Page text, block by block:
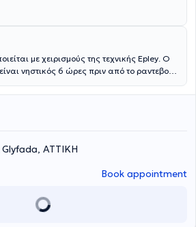
με χειρισμούς της τεχνικής Epley. Ο
νηστικός 6 ώρες πριν από το ραντεβού.
Meniere.
ΑΤΤΙΚΗ
Book appointment